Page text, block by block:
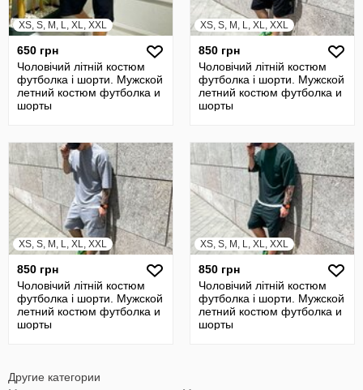
XS, S, M, L, XL, XXL
650 грн
Чоловічий літній костюм
футболка і шорти. Мужской
летний костюм футболка и
шорты
XS, S, M, L, XL, XXL
850 грн
Чоловічий літній костюм
футболка і шорти. Мужской
летний костюм футболка и
шорты
XS, S, M, L, XL, XXL
850 грн
Чоловічий літній костюм
футболка і шорти. Мужской
летний костюм футболка и
шорты
XS, S, M, L, XL, XXL
850 грн
Чоловічий літній костюм
футболка і шорти. Мужской
летний костюм футболка и
шорты
Другие категории